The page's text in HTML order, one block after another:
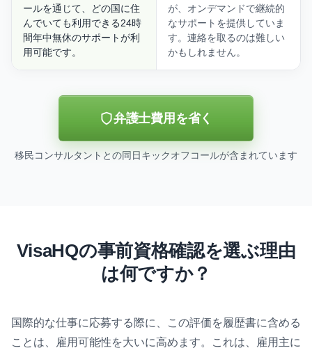
ールを通じて、どの国に住
んでいても利用できる24時
間年中無休のサポートが利
用可能です。
が、オンデマンドで継続的
なサポートを提供していま
す。連絡を取るのは難しい
かもしれません。
弁護士費用を省く
移民コンサルタントとの同日キックオフコールが含まれています
VisaHQの事前資格確認を選ぶ理由
は何ですか？
国際的な仕事に応募する際に、この評価を履歴書に含める
ことは、雇用可能性を大いに高めます。これは、雇用主に